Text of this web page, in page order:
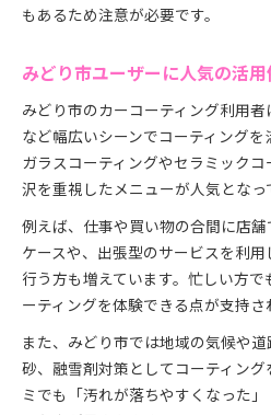
もあるため注意が必要です。
みどり市ユーザーに人気の活
みどり市のカーコーティング利用
など幅広いシーンでコーティング
ガラスコーティングやセラミック
沢を重視したメニューが人気となっ
例えば、仕事や買い物の合間に店
ケースや、出張型のサービスを利
行う方も増えています。忙しい方
ーティングを体験できる点が支持さ
また、みどり市では地域の気候や
砂、融雪剤対策としてコーティン
ミでも「汚れが落ちやすくなった